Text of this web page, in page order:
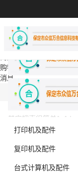
我的商城
我的订单
我的收藏
购物车 0
消息
打印机及配件
复印机及配件
台式计算机及配件